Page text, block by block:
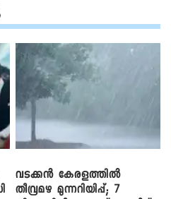
വടക്കൻ കേരളത്തിൽ
തീവ്രമഴ മുന്നറിയിപ്പ്; 7